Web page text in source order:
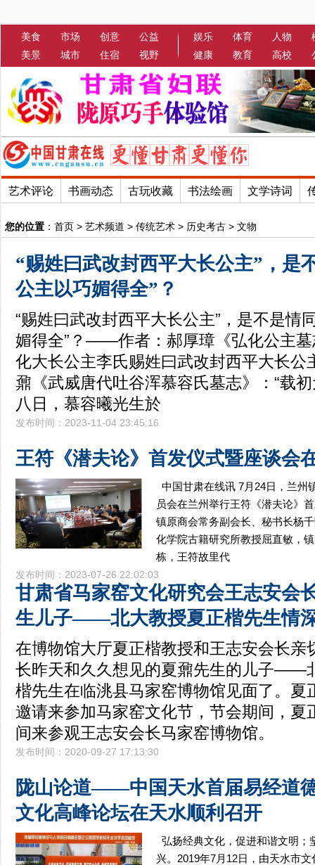
美食 市场 创意
公益
美景
城市 住宿 视野
娱乐 体育 人物
健康
教育 高校
艺术评论 书画动态 古玩收藏 书法绘画 文学诗词
您的位置 ： 首页 > 艺术频道 > 传统艺术 > 历史考古 > 文物
“赐姓曰武改封西平大长公主”，是
公主以巧媚得全”？
“赐姓曰武改封西平大长公主”，是不是情
媚得全”？——作者：郝厚璋《弘化公主墓
化大长公主李氏赐姓曰武改封西平大长公
鼐《武威唐代吐谷浑慕容氏墓志》：“载
八日，慕容曦光生於
发布时间：2023-11-04 23:45:16
王符《潜夫论》首发仪式暨座谈会
中国甘肃在线讯 7月24日，兰州
员会在兰州举行王符《潜夫论》
镇原商会常务副会长、秘书长杨
化学院古籍研究所教授屈直敏，
栋，王符故里代
发布时间：2023-07-26 22:02:03
甘肃省马家窑文化研究会王志安会
生儿子——北大教授夏正楷先生情
在博物馆大厅夏正楷教授和王志安会长亲
长昨天和久久想见的夏鼐先生的儿子——
楷先生在临洮县马家窑博物馆见面了。夏
邀请来参加马家窑文化节，节会期间，夏
间来参观王志安会长马家窑博物馆。
发布时间：2020-09-27 17:13:30
陇山论道——中国天水首届易经道
文化高峰论坛在天水顺利召开
弘扬经典文化，促进和谐文明；
兴。2019年7月12日，由天水市